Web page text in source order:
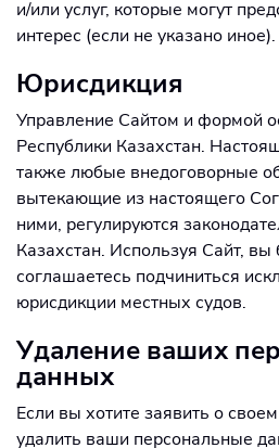
и/или услуг, которые могут
интерес (если не указано иное).
Юрисдикция
Управление Сайтом и формой
Республики Казахстан.
также любые внедоговорные
вытекающие из настоящего
ними, регулируются
Казахстан. Используя Сайт, вы
соглашаетесь подчиниться
юрисдикции местных судов.
Удаление ваших
данных
Если вы хотите заявить о
удалить ваши персональные